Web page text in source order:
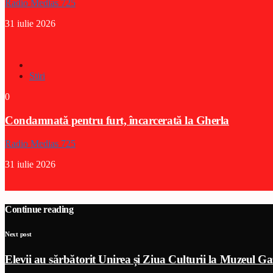
Radio Medias 725
31 iulie 2026
Stiri
0
Condamnată pentru furt, încarcerată la Gherla
Radio Medias 725
31 iulie 2026
Continue reading
Next post
Elevii au sărbătorit Unirea și Ziua Culturii la Muzeul